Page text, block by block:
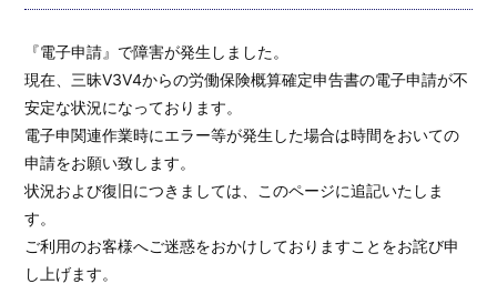
『電子申請』で障害が発生しました。
現在、三昧V3V4からの労働保険概算確定申告書の電子申請が不
安定な状況になっております。
電子申関連作業時にエラー等が発生した場合は時間をおいての
申請をお願い致します。
状況および復旧につきましては、このページに追記いたしま
す。
ご利用のお客様へご迷惑をおかけしておりますことをお詫び申
し上げます。